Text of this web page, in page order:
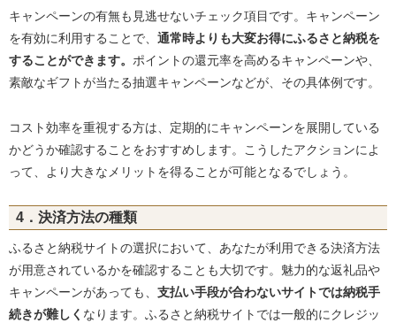
キャンペーンの有無も見逃せないチェック項目です。キャンペーン
を有効に利用することで、 通常時よりも大変お得にふるさと納税を
することができます。 ポイントの還元率を高めるキャンペーンや、
素敵なギフトが当たる抽選キャンペーンなどが、その具体例です。
コスト効率を重視する方は、定期的にキャンペーンを展開している
かどうか確認することをおすすめします。こうしたアクションによ
って、より大きなメリットを得ることが可能となるでしょう。
4．決済方法の種類
ふるさと納税サイトの選択において、あなたが利用できる決済方法
が用意されているかを確認することも大切です。魅力的な返礼品や
キャンペーンがあっても、 支払い手段が合わないサイトでは納税手
続きが難しく なります。ふるさと納税サイトでは一般的にクレジッ